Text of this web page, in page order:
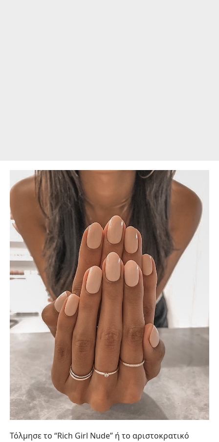
Τόλμησε το “Rich Girl Nude” ή το αριστοκρατικό